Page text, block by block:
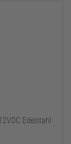
Edelstahl